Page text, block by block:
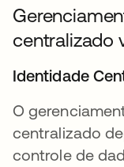
centralizado
Identidade
O
centralizado
controle de